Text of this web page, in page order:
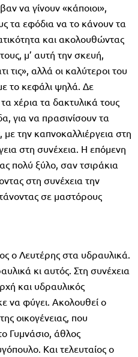
να γίνουν «κάποιοι»,
τα εφόδια να το κάνουν τα
και ακολουθώντας
μ’ αυτή την σκευή,
τις», αλλά οι καλύτεροι του
το κεφάλι ψηλά. Δε
χέρια τα δακτυλικά τους
για να πρασινίσουν τα
με την καπνοκαλλιέργεια στη
στη συνέχεια. Η επόμενη
πολύ ξύλο, σαν τσιράκια
στη συνέχεια την
σε μαστόρους
ο Λευτέρης στα υδραυλικά.
κι αυτός. Στη συνέχεια
και υδραυλικός
να φύγει. Ακολουθεί ο
οικογένειας, που
Γυμνάσιο, άθλος
Και τελευταίος ο